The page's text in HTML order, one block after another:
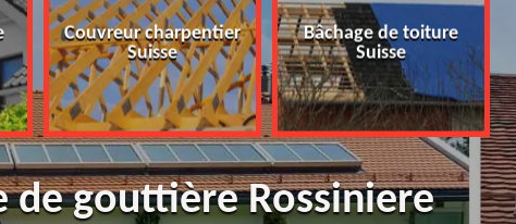
Couvreur charpentier
Suisse
Bâchage de toiture
Suisse
de gouttière Rossiniere